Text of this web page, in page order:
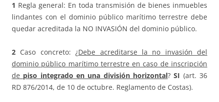
1 Regla general: En toda transmisión de bienes inmuebles
lindantes con el dominio público marítimo terrestre debe
quedar acreditada la NO INVASIÓN del dominio público.
2 Caso concreto: ¿Debe acreditarse la no invasión del
dominio público marítimo terrestre en caso de inscripción
de piso integrado en una división horizontal?SI (art. 36
RD 876/2014, de 10 de octubre. Reglamento de Costas).